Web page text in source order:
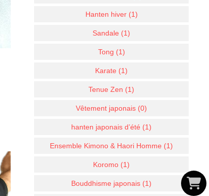
Hanten hiver (1)
Sandale (1)
Tong (1)
Karate (1)
Tenue Zen (1)
Vêtement japonais (0)
hanten japonais d’été (1)
Ensemble Kimono & Haori Homme (1)
Koromo (1)
Bouddhisme japonais (1)